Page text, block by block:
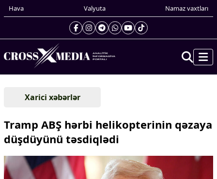
Hava Valyuta Namaz vaxtları
Gündəm
Xarici xəbərlər
Cənubi Qafqaz
Yaxın Şərq
Avropa
Xarici xəbərlər
Tramp ABŞ hərbi helikopterinin qəzaya
düşdüyünü təsdiqlədi